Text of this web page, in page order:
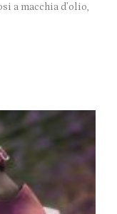
a macchia d’olio,